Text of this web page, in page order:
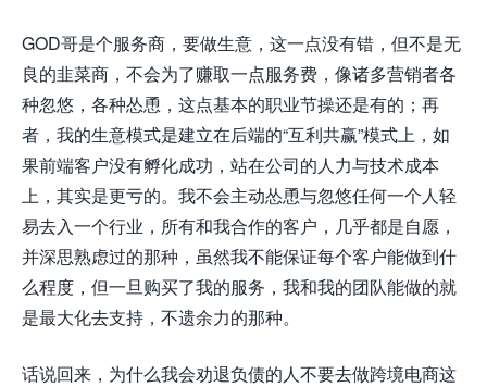
GOD哥是个服务商，要做生意，这一点没有错，但不是无
良的韭菜商，不会为了赚取一点服务费，像诸多营销者各
种忽悠，各种怂恿，这点基本的职业节操还是有的；再
者，我的生意模式是建立在后端的“互利共赢”模式上，如
果前端客户没有孵化成功，站在公司的人力与技术成本
上，其实是更亏的。我不会主动怂恿与忽悠任何一个人轻
易去入一个行业，所有和我合作的客户，几乎都是自愿，
并深思熟虑过的那种，虽然我不能保证每个客户能做到什
么程度，但一旦购买了我的服务，我和我的团队能做的就
是最大化去支持，不遗余力的那种。
话说回来，为什么我会劝退负债的人不要去做跨境电商这